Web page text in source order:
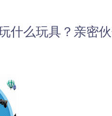
什么玩具？亲密